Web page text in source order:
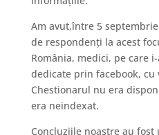
Am avut,între 5
de respondenți la acest
România, medici, pe care
dedicate prin facebook, cu
Chestionarul nu era
era neindexat.
Concluziile noastre au fost